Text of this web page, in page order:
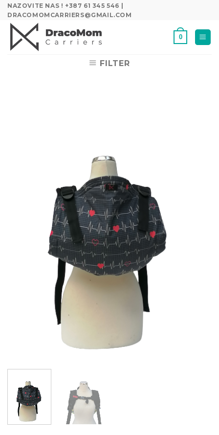
Skip
content
NAZOVITE NAS ! +387 61 345 546 |
DRACOMOMCARRIERS@GMAIL.COM
0
FILTER